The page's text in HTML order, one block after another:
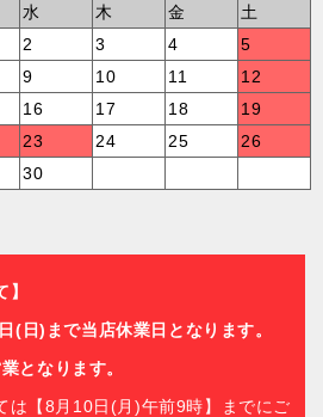
水 木 金
土
2 3 4
5
9 10 11
12
16 17 18
19
23 24 25
26
30
(日)まで当店休業日となります。
となります。
は【8月10日(月)午前9時】までにご